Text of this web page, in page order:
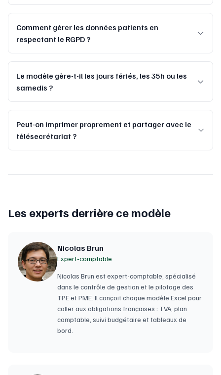
Comment gérer les données patients en
respectant le RGPD ?
Le modèle gère-t-il les jours fériés, les 35h ou les
samedis ?
Peut-on imprimer proprement et partager avec le
télésecrétariat ?
Les experts derrière ce modèle
Nicolas Brun
Expert-comptable
Nicolas Brun est expert-comptable, spécialisé
dans le contrôle de gestion et le pilotage des
TPE et PME. Il conçoit chaque modèle Excel pour
coller aux obligations françaises : TVA, plan
comptable, suivi budgétaire et tableaux de
bord.